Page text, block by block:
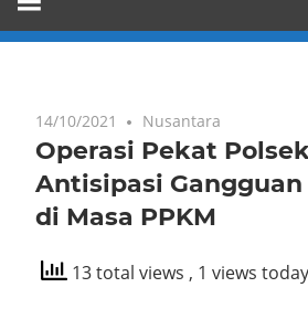
Keadilan
dan
14/10/2021 Nusantara
Operasi Pekat
Antisipasi
di Masa PPKM
13 total views , 1 views today